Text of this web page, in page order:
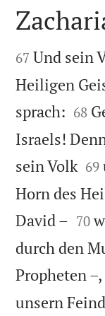


67 Und sein
Heiligen
sprach: 

68
Israels!
sein Volk
69
Horn des
David – 

70
durch den
Propheten –,
unsern